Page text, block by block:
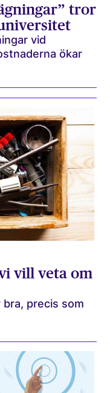
tror
vid
ökar
vill veta om
precis som